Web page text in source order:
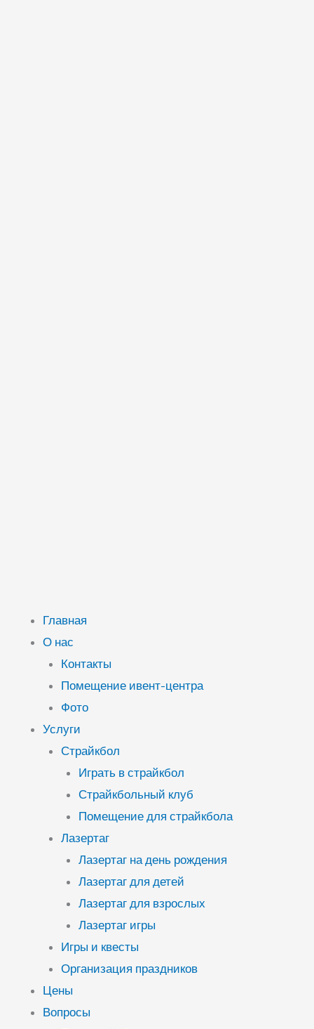
Главная
О нас
Контакты
Помещение ивент-центра
Фото
Услуги
Страйкбол
Играть в страйкбол
Страйкбольный клуб
Помещение для страйкбола
Лазертаг
Лазертаг на день рождения
Лазертаг для детей
Лазертаг для взрослых
Лазертаг игры
Игры и квесты
Организация праздников
Цены
Вопросы